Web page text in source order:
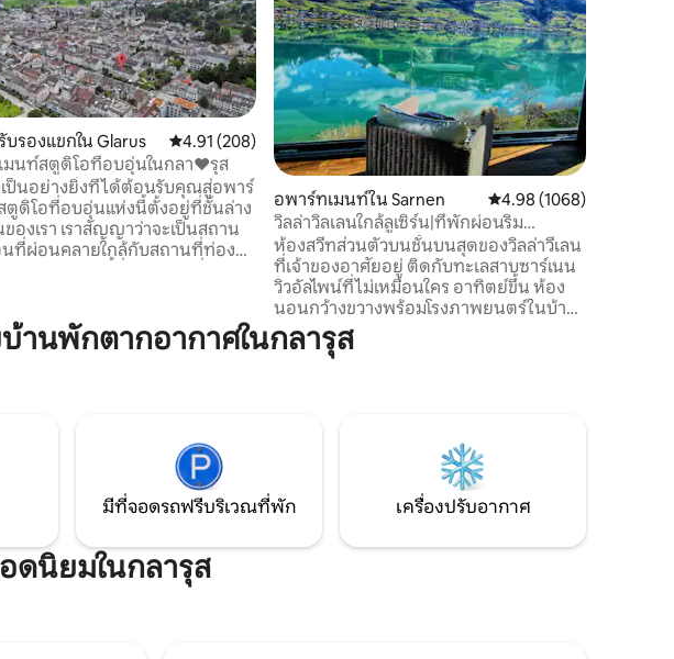
5, 9 รีวิว
รองแขกใน Glarus คะแนนเฉลี่ย 4.91 จาก 5, 208 รีวิว
4.91 (208)
มนท์สตูดิโอที่อบอุ่นในกลา❤รุส
เป็นอย่างยิ่งที่ได้ต้อนรับคุณสู่อพาร์
ตูดิโอที่อบอุ่นแห่งนี้ตั้งอยู่ที่ชั้นล่าง
ญญาว่าจะเป็นสถาน
ที่ผ่อนคลายใกล้กับสถานที่ท่อง
ผจญภัยในพื้นที่แล้วพัก
โอที่น่ารักเพื่อเติมพลัง ✔ เตียงคู่
อพาร์ทเมนท์ใน Sarnen คะแนนเฉลี่ย 4.98 จาก 5,
4.98 (1068)
วิลล่าวิลเลนใกล้ลูเซิร์น|ที่พักผ่อนริม
ทะเลสาบสุดหรู
ห้องสวีทส่วนตัวบนชั้นบนสุดของวิลล่าวีเลน
ที่เจ้าของอาศัยอยู่ ติดกับทะเลสาบซาร์เนน
วิวอัลไพน์ที่ไม่เหมือนใคร อาทิตย์ขึ้น ห้อง
นอนกว้างขวางพร้อมโรงภาพยนตร์ในบ้าน
เลานจ์พาโนรามา ห้องครัวขนาดใหญ่ และ
ห้องน้ำ (พื้นที่ส่วนตัวทั้งหมด) สำหรับผู้เข้า
1 ชั่วโมง
านพักตากอากาศในกลารุส
มีที่จอดรถฟรีบริเวณที่พัก เครื่องปรับอากาศ
ดนิยมในกลารุส